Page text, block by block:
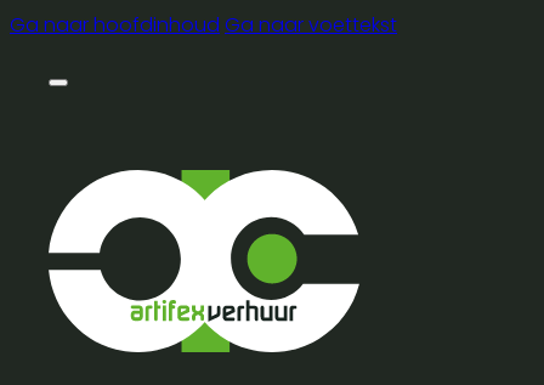
Ga naar hoofdinhoud Ga naar voettekst